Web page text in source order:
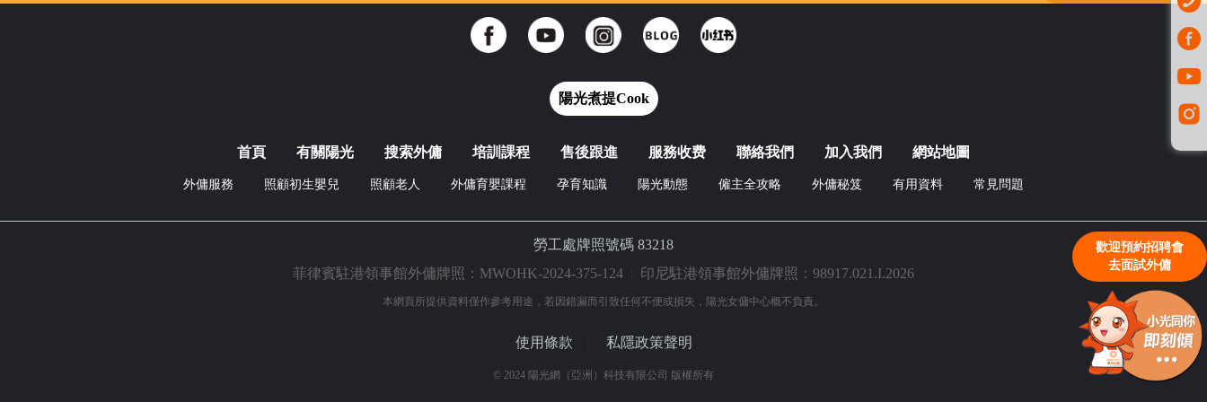
陽光煮提Cook
首頁 有關陽光 搜索外傭 培訓課程 售後跟進 服務收费 聯絡我們 加入我們 網站地圖
外傭服務 照顧初生嬰兒 照顧老人 外傭育嬰課程 孕育知識 陽光動態 僱主全攻略 外傭秘笈 有用資料 常見問題
勞工處牌照號碼 83218
菲律賓駐港領事館外傭牌照：MWOHK-2024-375-124
印尼駐港領事館外傭牌照：98917.021.I.2026
本網頁所提供資料僅作參考用途，若因錯漏而引致任何不便或損失，陽光女傭中心概不負責。
使用條款 私隱政策聲明
© 2024 陽光網（亞洲）科技有限公司 版權所有
歡迎預約招聘會
去面試外傭